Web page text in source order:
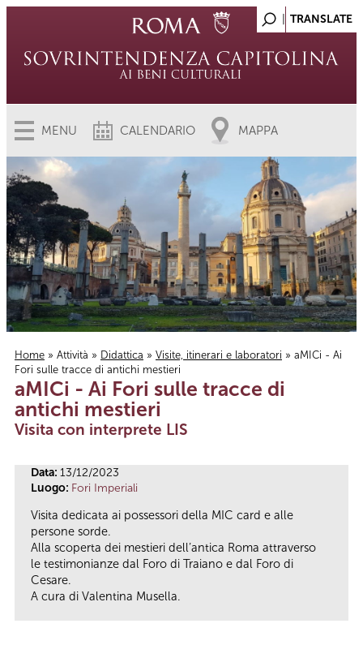
MENU CALENDARIO MAPPA
Tu sei qui
Home » Attività » Didattica » Visite, itinerari e laboratori » aMICi - Ai
Fori sulle tracce di antichi mestieri
aMICi - Ai Fori sulle tracce di
antichi mestieri
Visita con interprete LIS
Data: 13/12/2023
Luogo: Fori Imperiali
Visita dedicata ai possessori della MIC card e alle
persone sorde.
Alla scoperta dei mestieri dell’antica Roma attraverso
le testimonianze dal Foro di Traiano e dal Foro di
Cesare.
A cura di Valentina Musella.